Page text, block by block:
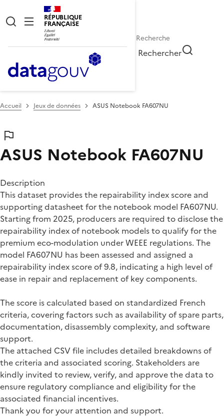
RÉPUBLIQUE
FRANÇAISE
Rechercher
Accueil Jeux de données ASUS Notebook FA607NU
ASUS Notebook FA607NU
Description
This dataset provides the repairability index score and
supporting datasheet for the notebook model FA607NU.
Starting from 2025, producers are required to disclose the
repairability index of notebook models to qualify for the
premium eco-modulation under WEEE regulations. The
model FA607NU has been assessed and assigned a
repairability index score of 9.8, indicating a high level of
ease in repair and replacement of key components.
The score is calculated based on standardized French
criteria, covering factors such as availability of spare parts,
documentation, disassembly complexity, and software
support.
The attached CSV file includes detailed breakdowns of
the criteria and associated scoring. Stakeholders are
kindly invited to review, verify, and approve the data to
ensure regulatory compliance and eligibility for the
associated financial incentives.
Thank you for your attention and support.